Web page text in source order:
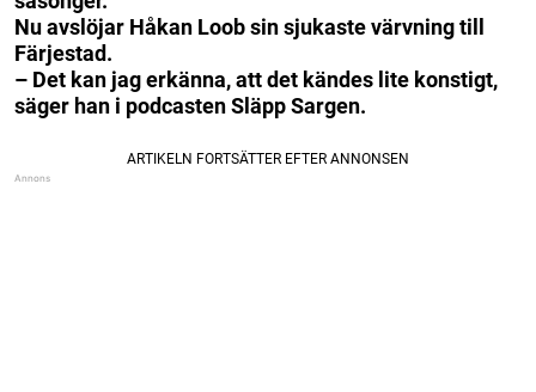
Nu avslöjar Håkan Loob sin sjukaste värvning till
Färjestad.
– Det kan jag erkänna, att det kändes lite konstigt,
säger han i podcasten Släpp Sargen.